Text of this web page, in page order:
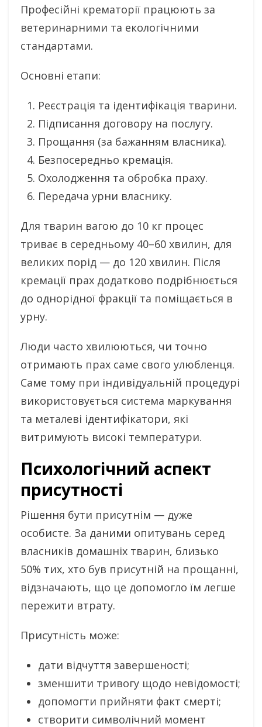
Професійні крематорії працюють за
ветеринарними та екологічними
стандартами.
Основні етапи:
Реєстрація та ідентифікація тварини.
Підписання договору на послугу.
Прощання (за бажанням власника).
Безпосередньо кремація.
Охолодження та обробка праху.
Передача урни власнику.
Для тварин вагою до 10 кг процес
триває в середньому 40–60 хвилин, для
великих порід — до 120 хвилин. Після
кремації прах додатково подрібнюється
до однорідної фракції та поміщається в
урну.
Люди часто хвилюються, чи точно
отримають прах саме свого улюбленця.
Саме тому при індивідуальній процедурі
використовується система маркування
та металеві ідентифікатори, які
витримують високі температури.
Психологічний аспект
присутності
Рішення бути присутнім — дуже
особисте. За даними опитувань серед
власників домашніх тварин, близько
50% тих, хто був присутній на прощанні,
відзначають, що це допомогло їм легше
пережити втрату.
Присутність може:
дати відчуття завершеності;
зменшити тривогу щодо невідомості;
допомогти прийняти факт смерті;
створити символічний момент